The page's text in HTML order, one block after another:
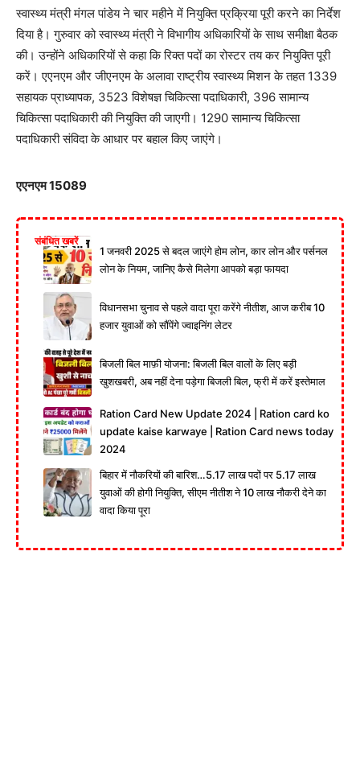
स्वास्थ्य मंत्री मंगल पांडेय ने चार महीने में नियुक्ति प्रक्रिया पूरी करने का निर्देश
दिया है। गुरुवार को स्वास्थ्य मंत्री ने विभागीय अधिकारियों के साथ समीक्षा बैठक
की। उन्होंने अधिकारियों से कहा कि रिक्त पदों का रोस्टर तय कर नियुक्ति पूरी
करें। एएनएम और जीएनएम के अलावा राष्ट्रीय स्वास्थ्य मिशन के तहत 1339
सहायक प्राध्यापक, 3523 विशेषज्ञ चिकित्सा पदाधिकारी, 396 सामान्य
चिकित्सा पदाधिकारी की नियुक्ति की जाएगी। 1290 सामान्य चिकित्सा
पदाधिकारी संविदा के आधार पर बहाल किए जाएंगे।
एएनएम 15089
संबंधित खबरें
1 जनवरी 2025 से बदल जाएंगे होम लोन, कार लोन और पर्सनल
लोन के नियम, जानिए कैसे मिलेगा आपको बड़ा फायदा
विधानसभा चुनाव से पहले वादा पूरा करेंगे नीतीश, आज करीब 10
हजार युवाओं को सौंपेंगे ज्वाइनिंग लेटर
बिजली बिल माफ़ी योजना: बिजली बिल वालों के लिए बड़ी
खुशखबरी, अब नहीं देना पड़ेगा बिजली बिल, फ्री में करें इस्तेमाल
Ration Card New Update 2024 | Ration card ko
update kaise karwaye | Ration Card news today
2024
बिहार में नौकरियों की बारिश…5.17 लाख पदों पर 5.17 लाख
युवाओं की होगी नियुक्ति, सीएम नीतीश ने 10 लाख नौकरी देने का
वादा किया पूरा